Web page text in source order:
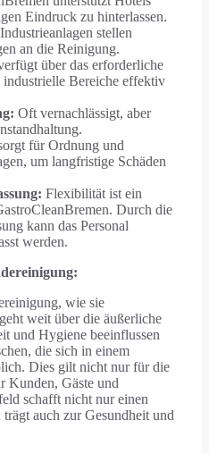
Eindruck zu hinterlassen.
Industrieanlagen stellen
an die Reinigung.
über das erforderliche
industrielle Bereiche effektiv
Oft vernachlässigt, aber
für Ordnung und
um langfristige Schäden
Flexibilität ist ein
Durch die
kann das Personal
werden.
wie sie
weit über die äußerliche
und Hygiene beeinflussen
die sich in einem
Dies gilt nicht nur für die
Kunden, Gäste und
schafft nicht nur einen
auch zur Gesundheit und